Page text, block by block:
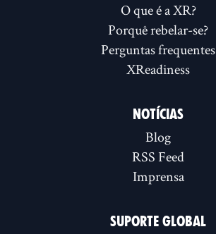
O que é a XR?
Porquê rebelar-se?
Perguntas frequentes
XReadiness
NOTÍCIAS
Blog
RSS Feed
Imprensa
SUPORTE GLOBAL